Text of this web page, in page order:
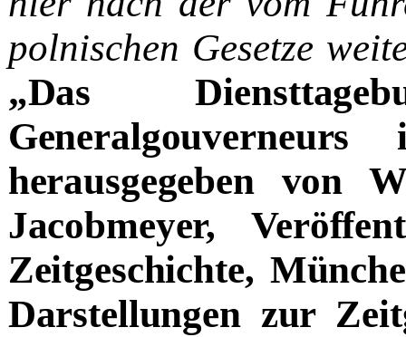
pol­nischen Gesetze
„Das
herausgegeben von
Jacobmeyer,
Zeitgeschichte,
Darstellungen zur